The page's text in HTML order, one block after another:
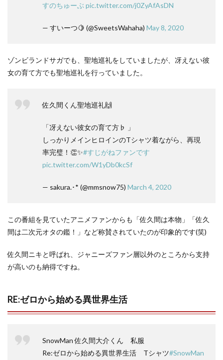
すのちゅーぶ pic.twitter.com/j0ZyAfAsDN
— すいーつ🍋 (@SweetsWahaha) May 8, 2020
ゾンビランドサガでも、聖地巡礼をしていましたが、冴えない彼
女の育て方でも聖地巡礼を行っていました。
佐久間くん聖地巡礼🙌
「冴えない彼女の育て方♭ 」
しっかりメインヒロインのTシャツ着ながら、再現
率完璧！👏✨#すじがねファンです
pic.twitter.com/W1yDb0kcSf
— sakura.･* (@mmsnow75) March 4, 2020
この番組を見ていたアニメファンからも「佐久間は本物」「佐久
間は二次元オタの鑑！」など称賛されていたのが印象的です(笑)
佐久間ニキと呼ばれ、ジャニーズファン層以外のところから支持
が高いのも納得ですね。
RE:ゼロから始める異世界生活
SnowMan 佐久間大介くん 私服
Re:ゼロから始める異世界生活 Tシャツ#SnowMan